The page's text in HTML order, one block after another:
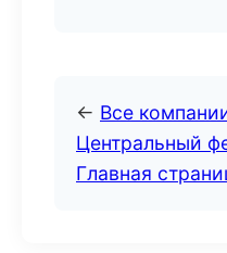
← Все
Центральный
Главная